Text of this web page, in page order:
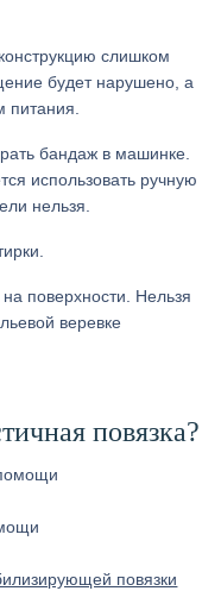
слишком
будет нарушено, а
питания.
бандаж в машинке.
использовать ручную
нельзя.
поверхности. Нельзя
веревке
повязка?
повязки